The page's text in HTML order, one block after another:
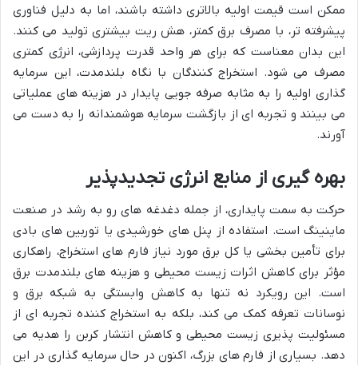
ممکن است قیمت اولیه بالاتری داشته باشند، اما به دلیل فناوری
پیشرفته تر، با مصرف برق کمتر، هش ریت بیشتری تولید می کنند.
این بدان معناست که برای هر واحد قدرت پردازشی، انرژی کمتری
مصرف می شود. استخراج کنندگان با نگاه بلندمدت، این سرمایه
گذاری اولیه را به مثابه صرفه جویی پایدار در هزینه های عملیاتی
می بینند و تجربه ای از بازگشت سرمایه هوشمندانه را به دست می
آورند.
بهره گیری از منابع انرژی تجدیدپذیر
حرکت به سمت پایداری، از جمله دغدغه های رو به رشد در صنعت
ماینینگ است. استفاده از پنل های خورشیدی یا توربین های بادی
برای تأمین بخشی یا کل برق مورد نیاز فارم های استخراج، راهکاری
مؤثر برای کاهش اثرات زیست محیطی و هزینه های بلندمدت برق
است. این رویکرد نه تنها به کاهش وابستگی به شبکه برق و
نوسانات تعرفه کمک می کند، بلکه به استخراج کننده تجربه ای از
مسئولیت پذیری زیست محیطی و کاهش انتشار کربن را هدیه می
دهد. بسیاری از فارم های بزرگ، اکنون در حال سرمایه گذاری در این